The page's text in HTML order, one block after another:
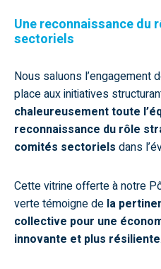
Une reconnaissance du
sectoriels
Nous saluons l’engagement
place aux initiatives
chaleureusement toute
reconnaissance du rôle
comités sectoriels dans
Cette vitrine offerte à notre
verte témoigne de la
collective pour une
innovante et plus résiliente.